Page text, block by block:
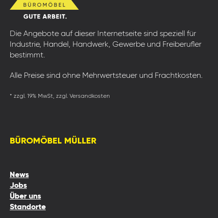
Die Angebote auf dieser Internetseite sind speziell für
Industrie, Handel, Handwerk, Gewerbe und Freiberufler
bestimmt.
Alle Preise sind ohne Mehrwertsteuer und Frachtkosten.
* zzgl. 19% MwSt, zzgl. Versandkosten
BÜROMÖBEL MÜLLER
News
Jobs
Über uns
Standorte